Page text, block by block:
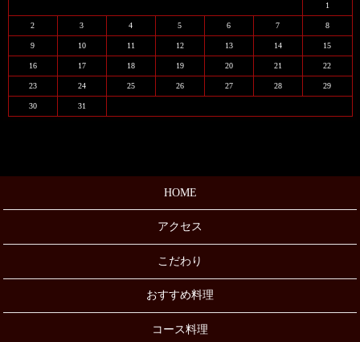
1
2 3 4 5 6 7 8
9 10 11 12 13 14 15
16 17 18 19 20 21 22
23 24 25 26 27 28 29
30 31
HOME
アクセス
こだわり
おすすめ料理
コース料理